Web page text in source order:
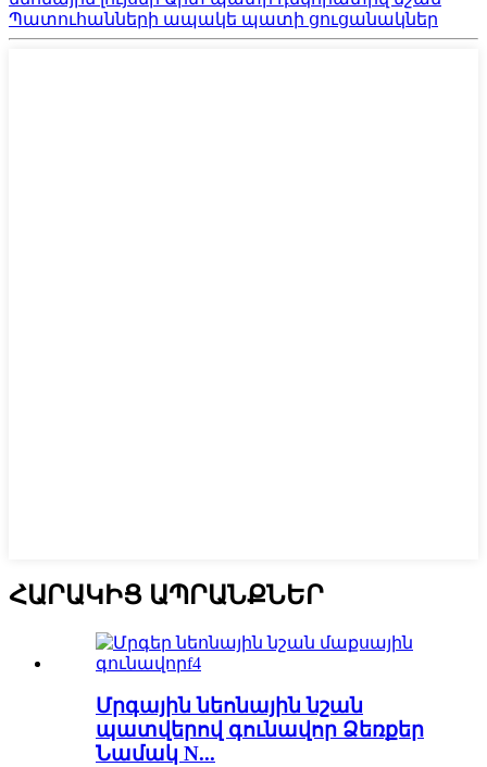
Պատուհանների ապակե պատի ցուցանակներ
ՀԱՐԱԿԻՑ ԱՊՐԱՆՔՆԵՐ
Մրգային նեոնային նշան
պատվերով գունավոր Ձեռքեր
Նամակ N...